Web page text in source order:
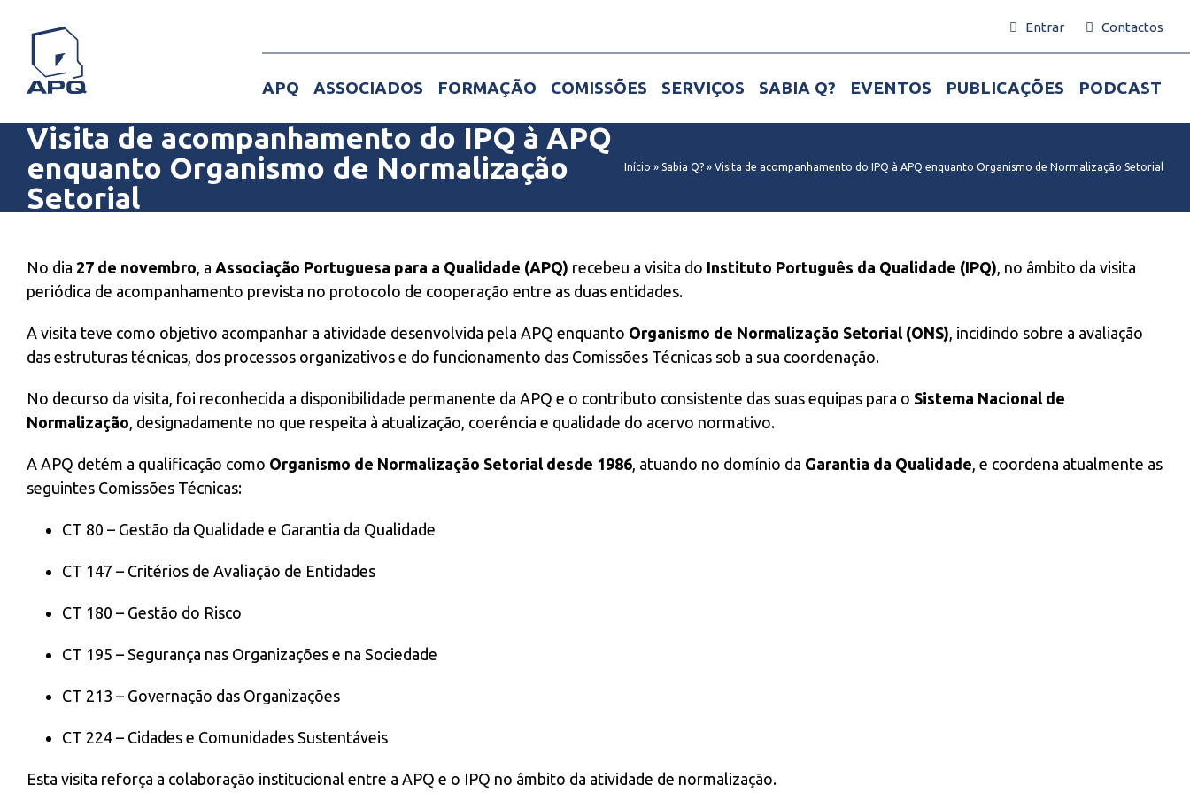
Entrar Contactos
APQ ASSOCIADOS FORMAÇÃO COMISSÕES SERVIÇOS SABIA Q? EVENTOS PUBLICAÇÕES PODCAST
Visita de acompanhamento do IPQ à APQ
enquanto Organismo de Normalização
Setorial
Início » Sabia Q? » Visita de acompanhamento do IPQ à APQ enquanto Organismo de Normalização Setorial
Larger
Image
No dia 27 de novembro, a Associação Portuguesa para a Qualidade (APQ) recebeu a visita do Instituto Português da Qualidade (IPQ), no âmbito da visita
periódica de acompanhamento prevista no protocolo de cooperação entre as duas entidades.
A visita teve como objetivo acompanhar a atividade desenvolvida pela APQ enquanto Organismo de Normalização Setorial (ONS), incidindo sobre a avaliação
das estruturas técnicas, dos processos organizativos e do funcionamento das Comissões Técnicas sob a sua coordenação.
No decurso da visita, foi reconhecida a disponibilidade permanente da APQ e o contributo consistente das suas equipas para o Sistema Nacional de
Normalização, designadamente no que respeita à atualização, coerência e qualidade do acervo normativo.
A APQ detém a qualificação como Organismo de Normalização Setorial desde 1986, atuando no domínio da Garantia da Qualidade, e coordena atualmente as
seguintes Comissões Técnicas:
CT 80 – Gestão da Qualidade e Garantia da Qualidade
CT 147 – Critérios de Avaliação de Entidades
CT 180 – Gestão do Risco
CT 195 – Segurança nas Organizações e na Sociedade
CT 213 – Governação das Organizações
CT 224 – Cidades e Comunidades Sustentáveis
Esta visita reforça a colaboração institucional entre a APQ e o IPQ no âmbito da atividade de normalização.